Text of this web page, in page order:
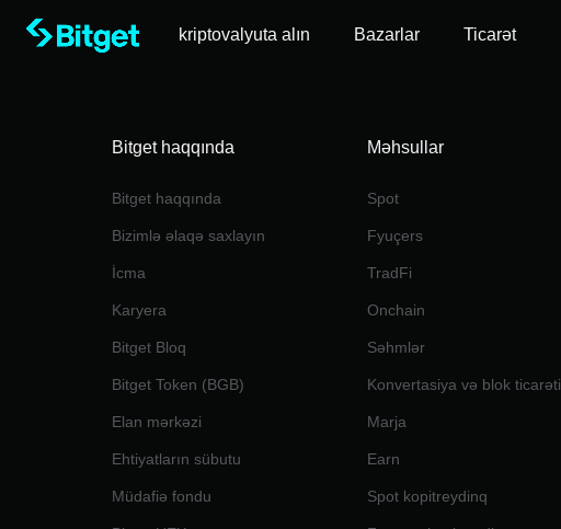
kriptovalyuta alın Bazarlar Ticarət
Bitget haqqında
Bitget haqqında
Bizimlə əlaqə saxlayın
İcma
Karyera
Bitget Bloq
Bitget Token (BGB)
Elan mərkəzi
Ehtiyatların sübutu
Müdafiə fondu
Məhsullar
Spot
Fyuçers
TradFi
Onchain
Səhmlər
Konvertasiya və blok ticarəti
Marja
Earn
Spot kopitreydinq